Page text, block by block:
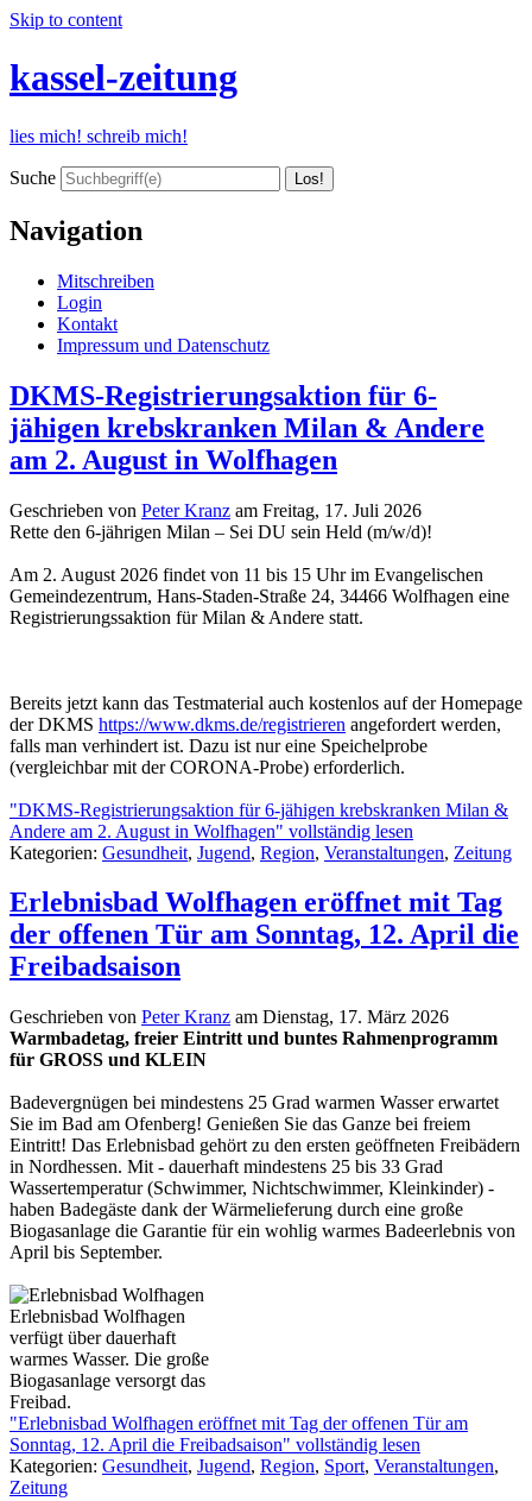
Skip to content
kassel-zeitung
lies mich! schreib mich!
Suche
Navigation
Mitschreiben
Login
Kontakt
Impressum und Datenschutz
DKMS-Registrierungsaktion für 6-
jähigen krebskranken Milan & Andere
am 2. August in Wolfhagen
Geschrieben von Peter Kranz am Freitag, 17. Juli 2026
Rette den 6-jährigen Milan – Sei DU sein Held (m/w/d)!
Am 2. August 2026 findet von 11 bis 15 Uhr im Evangelischen
Gemeindezentrum, Hans-Staden-Straße 24, 34466 Wolfhagen eine
Registrierungssaktion für Milan & Andere statt.
Bereits jetzt kann das Testmaterial auch kostenlos auf der Homepage
der DKMS https://www.dkms.de/registrieren angefordert werden,
falls man verhindert ist. Dazu ist nur eine Speichelprobe
(vergleichbar mit der CORONA-Probe) erforderlich.
"DKMS-Registrierungsaktion für 6-jähigen krebskranken Milan &
Andere am 2. August in Wolfhagen" vollständig lesen
Kategorien: Gesundheit, Jugend, Region, Veranstaltungen, Zeitung
Erlebnisbad Wolfhagen eröffnet mit Tag
der offenen Tür am Sonntag, 12. April die
Freibadsaison
Geschrieben von Peter Kranz am Dienstag, 17. März 2026
Warmbadetag, freier Eintritt und buntes Rahmenprogramm
für GROSS und KLEIN
Badevergnügen bei mindestens 25 Grad warmen Wasser erwartet
Sie im Bad am Ofenberg! Genießen Sie das Ganze bei freiem
Eintritt! Das Erlebnisbad gehört zu den ersten geöffneten Freibädern
in Nordhessen. Mit - dauerhaft mindestens 25 bis 33 Grad
Wassertemperatur (Schwimmer, Nichtschwimmer, Kleinkinder) -
haben Badegäste dank der Wärmelieferung durch eine große
Biogasanlage die Garantie für ein wohlig warmes Badeerlebnis von
April bis September.
Erlebnisbad Wolfhagen
verfügt über dauerhaft
warmes Wasser. Die große
Biogasanlage versorgt das
Freibad.
"Erlebnisbad Wolfhagen eröffnet mit Tag der offenen Tür am
Sonntag, 12. April die Freibadsaison" vollständig lesen
Kategorien: Gesundheit, Jugend, Region, Sport, Veranstaltungen,
Zeitung